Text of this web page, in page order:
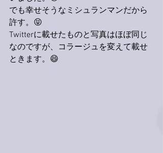
でも幸せそうなミシュランマンだから
許す。😝
Twitterに載せたものと写真はほぼ同じ
なのですが、コラージュを変えて載せ
ときます。😄